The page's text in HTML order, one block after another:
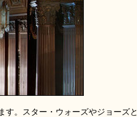
。スター・ウォーズやジョーズと